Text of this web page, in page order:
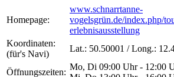
Home­page:
www.schnarrtanne-
vogelsgrün.de/index.php/
erlebnisausstellung
Koor­dinaten:
(für's Navi)
Lat.: 50.50001 / Long.:
Öffnungs­zeiten:
Mo, Di 09:00 Uhr - 12:00